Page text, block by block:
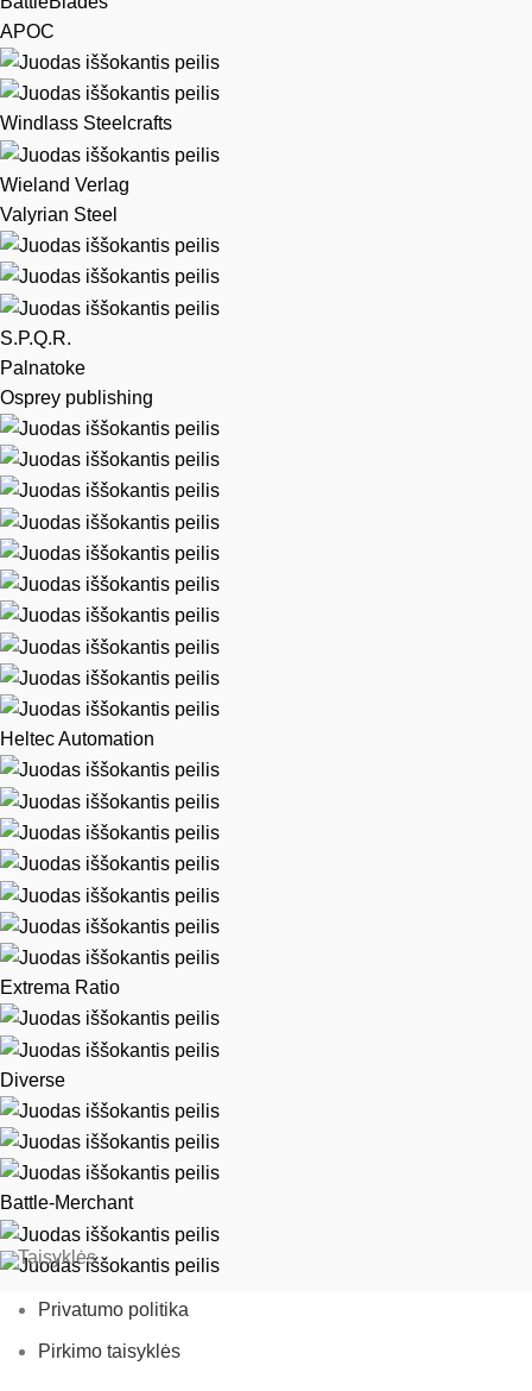
APOC
Windlass Steelcrafts
Wieland Verlag
Valyrian Steel
S.P.Q.R.
Palnatoke
Osprey publishing
Heltec Automation
Extrema Ratio
Diverse
Battle-Merchant
Taisyklės
Privatumo politika
Pirkimo taisyklės